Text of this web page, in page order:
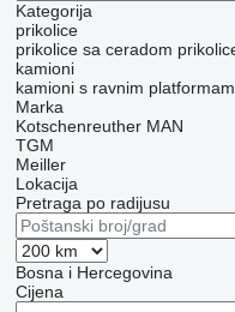
Kategorija
prikolice
prikolice sa ceradom
kamioni
kamioni s ravnim
Marka
Kotschenreuther MAN
TGM
Meiller
Lokacija
Pretraga po radijusu
Bosna i Hercegovina
Cijena